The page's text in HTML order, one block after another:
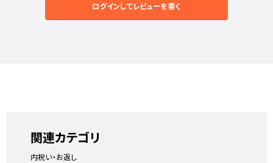
ログインしてレビューを書く
関連カテゴリ
内祝い・お返し